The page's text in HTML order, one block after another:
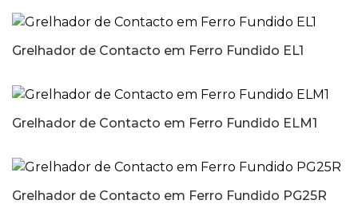
Grelhador de Contacto em Ferro Fundido EL1
Grelhador de Contacto em Ferro Fundido ELM1
Grelhador de Contacto em Ferro Fundido PG25R